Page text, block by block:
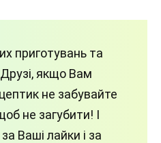
приготувань та
якщо Вам
не забувайте
не загубити! І
Ваші лайки і за